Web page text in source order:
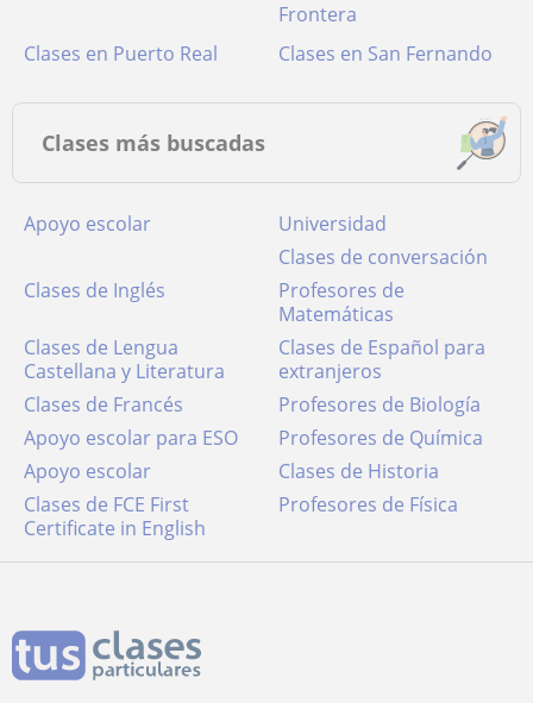
Frontera
Clases en Puerto Real
Clases en San Fernando
Clases más buscadas
Apoyo escolar
Universidad
Clases de conversación
Clases de Inglés
Profesores de
Matemáticas
Clases de Lengua
Castellana y Literatura
Clases de Español para
extranjeros
Clases de Francés
Profesores de Biología
Apoyo escolar para ESO
Profesores de Química
Apoyo escolar
Clases de Historia
Clases de FCE First
Certificate in English
Profesores de Física